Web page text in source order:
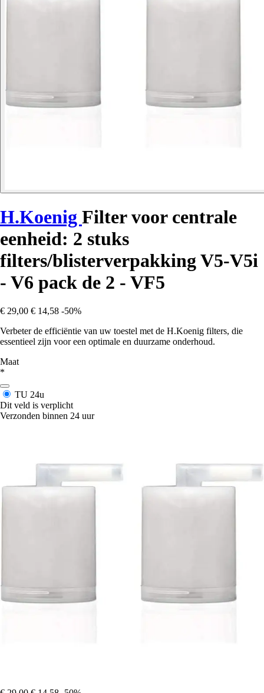
H.Koenig Filter voor centrale
eenheid: 2 stuks
filters/blisterverpakking V5-V5i
- V6 pack de 2 - VF5
€ 29,00 € 14,58 -50%
Verbeter de efficiëntie van uw toestel met de H.Koenig filters, die
essentieel zijn voor een optimale en duurzame onderhoud.
Maat
*
TU 24u
Dit veld is verplicht
Verzonden binnen 24 uur